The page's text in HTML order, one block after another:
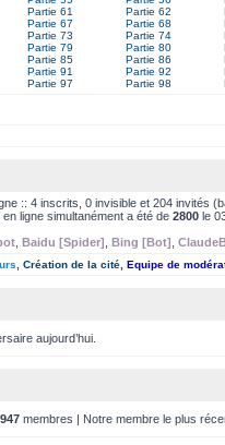
Partie 61 Partie 62
Partie 67 Partie 68
Partie 73 Partie 74
Partie 79 Partie 80
Partie 85 Partie 86
Partie 91 Partie 92
Partie 97 Partie 98
:: 4 inscrits, 0 invisible et 204 invités
ligne simultanément a été de 2800 le
Baidu [Spider] Bing [Bot]
Création de la cité Equipe de
aujourd’hui.
947 membres | Notre membre le plus